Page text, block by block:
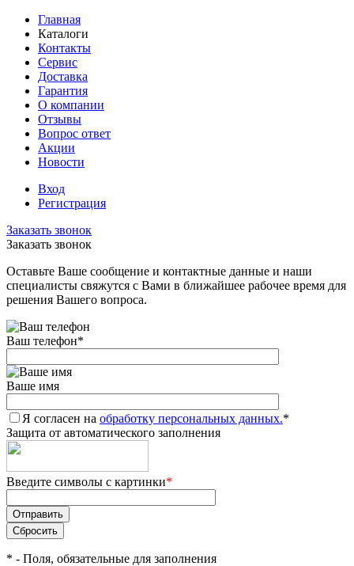
Главная
Каталоги
Контакты
Сервис
Доставка
Гарантия
О компании
Отзывы
Вопрос ответ
Акции
Новости
Вход
Регистрация
Заказать звонок
Заказать звонок
Оставьте Ваше сообщение и контактные данные и наши
специалисты свяжутся с Вами в ближайшее рабочее время для
решения Вашего вопроса.
Ваш телефон*
Ваше имя
Я согласен на обработку персональных данных.*
Защита от автоматического заполнения
Введите символы с картинки*
* - Поля, обязательные для заполнения